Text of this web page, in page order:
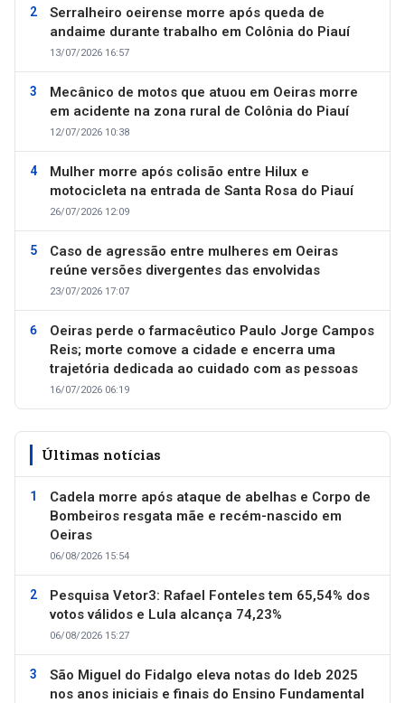
Serralheiro oeirense morre após queda de
andaime durante trabalho em Colônia do Piauí
13/07/2026 16:57
Mecânico de motos que atuou em Oeiras morre
em acidente na zona rural de Colônia do Piauí
12/07/2026 10:38
Mulher morre após colisão entre Hilux e
motocicleta na entrada de Santa Rosa do Piauí
26/07/2026 12:09
Caso de agressão entre mulheres em Oeiras
reúne versões divergentes das envolvidas
23/07/2026 17:07
Oeiras perde o farmacêutico Paulo Jorge Campos
Reis; morte comove a cidade e encerra uma
trajetória dedicada ao cuidado com as pessoas
16/07/2026 06:19
Últimas notícias
Cadela morre após ataque de abelhas e Corpo de
Bombeiros resgata mãe e recém-nascido em
Oeiras
06/08/2026 15:54
Pesquisa Vetor3: Rafael Fonteles tem 65,54% dos
votos válidos e Lula alcança 74,23%
06/08/2026 15:27
São Miguel do Fidalgo eleva notas do Ideb 2025
nos anos iniciais e finais do Ensino Fundamental